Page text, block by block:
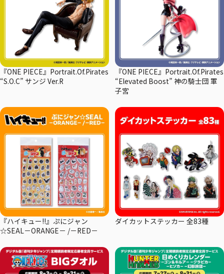
『ONE PIECE』Portrait.Of.Pirates
“S.O.C” サンジ Ver.R
『ONE PIECE』Portrait.Of.Pirates
“Elevated Boost” 神の騎士団 軍
子宮
『ハイキュー!!』ぷにジャン
☆SEAL－ORANGE－ /－RED－
ダイカットステッカー 全83種